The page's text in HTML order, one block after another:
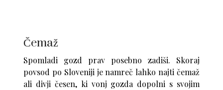
Čemaž
Spomladi gozd prav posebno zadiši. Skoraj
povsod po Sloveniji je namreč lahko najti čemaž
ali divji česen, ki vonj gozda dopolni s svojim